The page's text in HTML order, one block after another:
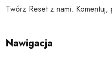
Twórz Reset z nami. Komentuj,
Nawigacja